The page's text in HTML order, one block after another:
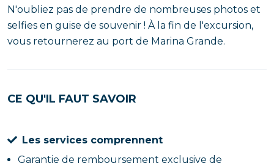
N'oubliez pas de prendre de nombreuses photos et
selfies en guise de souvenir ! À la fin de l'excursion,
vous retournerez au port de Marina Grande.
CE QU'IL FAUT SAVOIR
Les services comprennent
Garantie de remboursement exclusive de